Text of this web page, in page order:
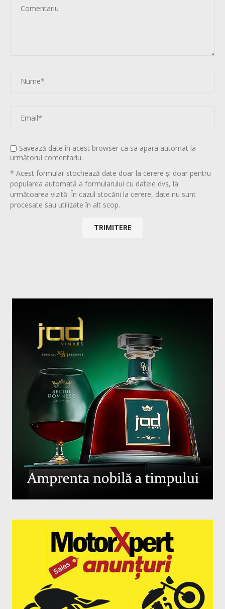
Savează date în acest browser ca sa apara automat la
următorul comentariu.
* Acest formular stochează date doar la cerere și doar pentru
popularea automată a formularului cu datele dvs, la
următoarea vizită. În cazul stocării la cerere, date nu sunt
procesate sau utilizate în alt scop.